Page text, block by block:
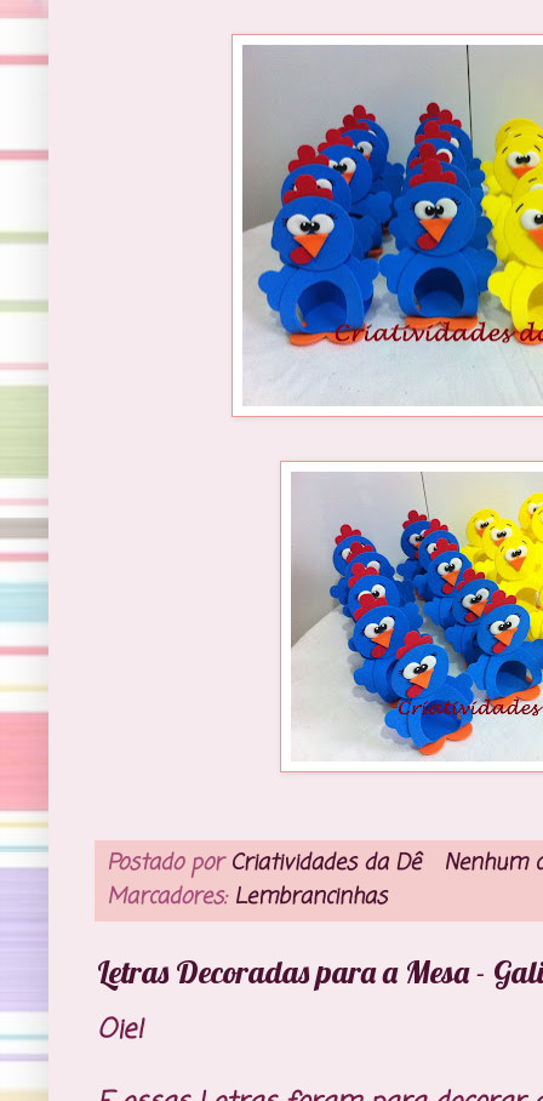
Postado porCriatividades da Dê
Nenhum
Marcadores: Lembrancinhas
Letras Decoradas para a Mesa -
Oie!